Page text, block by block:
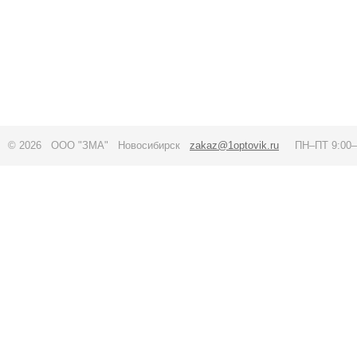
© 2026 ООО "ЗМА" Новосибирск zakaz@1optovik.ru ПН–ПТ